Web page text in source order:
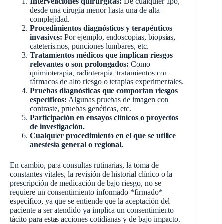
desde una cirugía menor hasta una de alta
complejidad.
Procedimientos diagnósticos y terapéuticos
invasivos: Por ejemplo, endoscopias, biopsias,
cateterismos, punciones lumbares, etc.
Tratamientos médicos que implican riesgos
relevantes o son prolongados: Como
quimioterapia, radioterapia, tratamientos con
fármacos de alto riesgo o terapias experimentales.
Pruebas diagnósticas que comportan riesgos
específicos: Algunas pruebas de imagen con
contraste, pruebas genéticas, etc.
Participación en ensayos clínicos o proyectos
de investigación.
Cualquier procedimiento en el que se utilice
anestesia general o regional.
En cambio, para consultas rutinarias, la toma de
constantes vitales, la revisión de historial clínico o la
prescripción de medicación de bajo riesgo, no se
requiere un consentimiento informado *firmado*
específico, ya que se entiende que la aceptación del
paciente a ser atendido ya implica un consentimiento
tácito para estas acciones cotidianas y de bajo impacto.